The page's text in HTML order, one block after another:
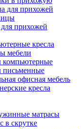
для прихожей
прихожей
кресла
мебели
компьютерные
письменные
офисная мебель
кресла
матрасы
в скрутке